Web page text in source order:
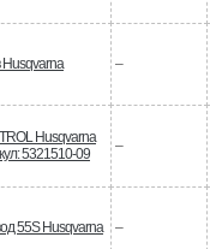
–
Husqvarna
5321510-09
–
55S Husqvarna
–